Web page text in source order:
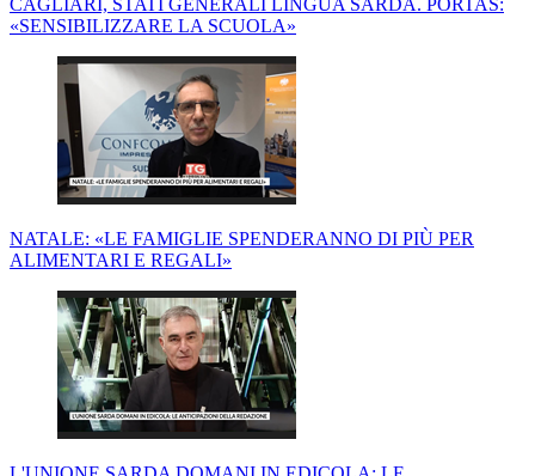
CAGLIARI, STATI GENERALI LINGUA SARDA. PORTAS:
«SENSIBILIZZARE LA SCUOLA»
NATALE: «LE FAMIGLIE SPENDERANNO DI PIÙ PER
ALIMENTARI E REGALI»